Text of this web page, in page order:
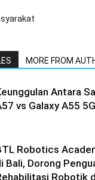
MORE FROM
Antara
vs Galaxy A55 5G
Robotics
Bali, Dorong
Robotik